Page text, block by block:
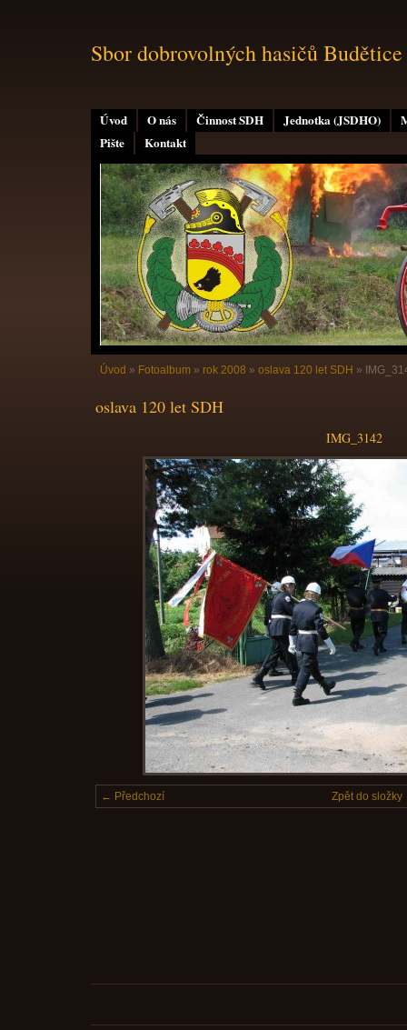
Úvod O nás Činnost SDH Jednotka (JSDHO)
Pište
Kontakt
Sbor dobrovolných hasičů Budětice
Úvod » Fotoalbum » rok 2008 » oslava 120 let SDH »
oslava 120 let SDH
IMG_3142
← Předchozí Zpět do složky